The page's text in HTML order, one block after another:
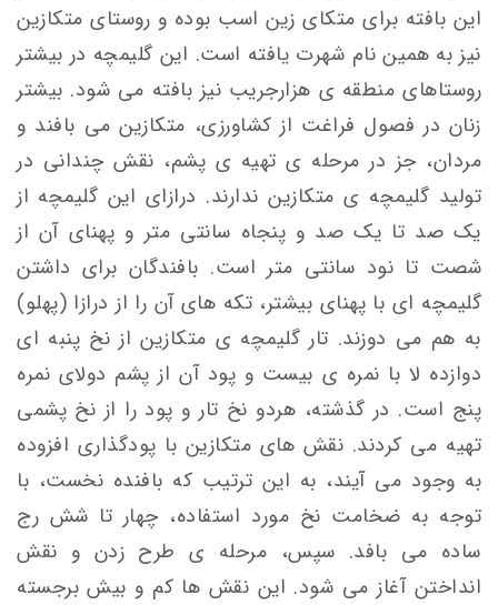
این بافته برای متکای زین اسب بوده و روستای متکازین
نیز به همین نام شهرت یافته است. این گلیمچه در بیشتر
روستاهای منطقه ی هزارجریب نیز بافته می شود. بیشتر
زنان در فصول فراغت از کشاورزی، متکازین می بافند و
مردان، جز در مرحله ی تهیه ی پشم، نقش چندانی در
تولید گلیمچه ی متکازین ندارند. درازای این گلیمچه از
یک صد تا یک صد و پنجاه سانتی متر و پهنای آن از
شصت تا نود سانتی متر است. بافندگان برای داشتن
گلیمچه ای با پهنای بیشتر، تکه های آن را از درازا (پهلو)
به هم می دوزند. تار گلیمچه ی متکازین از نخ پنبه ای
دوازده لا با نمره ی بیست و پود آن از پشم دولای نمره
پنج است. در گذشته، هردو نخ تار و پود را از نخ پشمی
تهیه می کردند. نقش های متکازین با پودگذاری افزوده
به وجود می آیند، به این ترتیب که بافنده نخست، با
توجه به ضخامت نخ مورد استفاده، چهار تا شش رج
ساده می بافد. سپس، مرحله ی طرح زدن و نقش
انداختن آغاز می شود. این نقش ها کم و بیش برجسته